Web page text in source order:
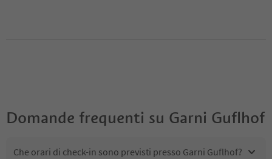
Domande frequenti su Garni Guflhof
Che orari di check-in sono previsti presso Garni Guflhof?